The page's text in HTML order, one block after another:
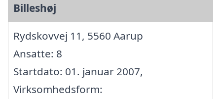
Billeshøj
Rydskovvej 11, 5560 Aarup
Ansatte: 8
Startdato: 01. januar 2007,
Virksomhedsform: